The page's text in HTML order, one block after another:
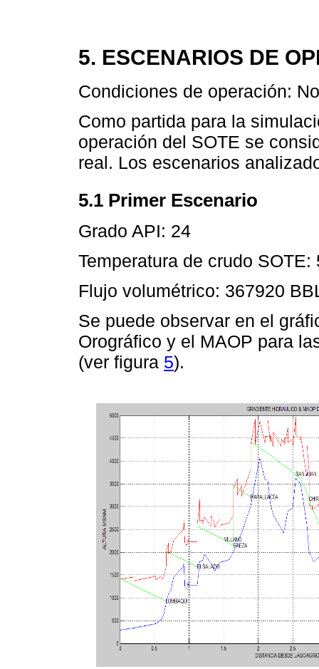
5. ESCENARIOS DE
Condiciones de operación:
Como partida para la
operación del SOTE se
real. Los escenarios
5.1 Primer Escenario
Grado API: 24
Temperatura de crudo SOTE:
Flujo volumétrico: 367920
Se puede observar en el
Orográfico y el MAOP para
(ver figura 5).